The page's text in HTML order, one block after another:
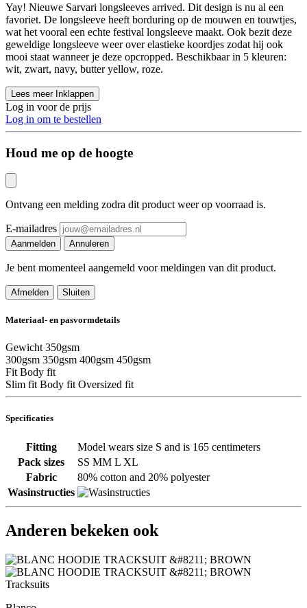
Yay! Nieuwe Sarvari longsleeves arrived. Dit design is nu al een
favoriet. De longsleeve heeft borduring op de mouwen en touwtjes,
wat het vooral een echte festival longsleeve maakt. Ook bezit deze
geweldige longsleeve weer over elastieke koordjes zodat hij ook
mooi staat wanneer je deze opcropped. Beschikbaar in 5 kleuren:
wit, zwart, navy, butter yellow, roze.
Lees meer Inklappen
Log in voor de prijs
Log in om te bestellen
Houd me op de hoogte
Ontvang een melding zodra dit product weer op voorraad is.
E-mailadres
Aanmelden Annuleren
Je bent momenteel aangemeld voor meldingen van dit product.
Afmelden Sluiten
Materiaal- en pasvormdetails
Gewicht 350gsm
300gsm 350gsm 400gsm 450gsm
Fit Body fit
Slim fit Body fit Oversized fit
Specificaties
Fitting
Model wears size S and is 165 centimeters
Pack sizes
SS MM L XL
Fabric
80% cotton and 20% polyester
Wasinstructies
Anderen bekeken ook
Tracksuits